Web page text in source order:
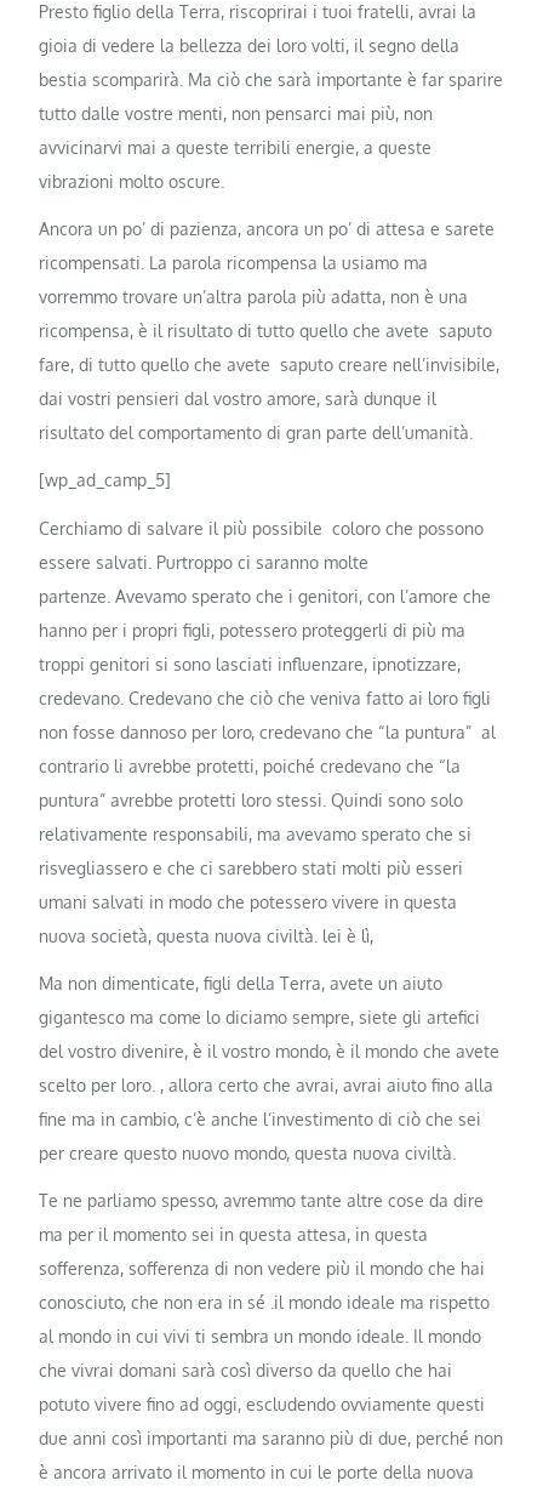
Presto figlio della Terra, riscoprirai i tuoi fratelli, avrai la
gioia di vedere la bellezza dei loro volti, il segno della
bestia scomparirà. Ma ciò che sarà importante è far sparire
tutto dalle vostre menti, non pensarci mai più, non
avvicinarvi mai a queste terribili energie, a queste
vibrazioni molto oscure.
Ancora un po’ di pazienza, ancora un po’ di attesa e sarete
ricompensati. La parola ricompensa la usiamo ma
vorremmo trovare un’altra parola più adatta, non è una
ricompensa, è il risultato di tutto quello che avete saputo
fare, di tutto quello che avete saputo creare nell’invisibile,
dai vostri pensieri dal vostro amore, sarà dunque il
risultato del comportamento di gran parte dell’umanità.
[wp_ad_camp_5]
Cerchiamo di salvare il più possibile coloro che possono
essere salvati. Purtroppo ci saranno molte
partenze. Avevamo sperato che i genitori, con l’amore che
hanno per i propri figli, potessero proteggerli di più ma
troppi genitori si sono lasciati influenzare, ipnotizzare,
credevano. Credevano che ciò che veniva fatto ai loro figli
non fosse dannoso per loro, credevano che “la puntura” al
contrario li avrebbe protetti, poiché credevano che “la
puntura” avrebbe protetti loro stessi. Quindi sono solo
relativamente responsabili, ma avevamo sperato che si
risvegliassero e che ci sarebbero stati molti più esseri
umani salvati in modo che potessero vivere in questa
nuova società, questa nuova civiltà. lei è lì,
Ma non dimenticate, figli della Terra, avete un aiuto
gigantesco ma come lo diciamo sempre, siete gli artefici
del vostro divenire, è il vostro mondo, è il mondo che avete
scelto per loro. , allora certo che avrai, avrai aiuto fino alla
fine ma in cambio, c’è anche l’investimento di ciò che sei
per creare questo nuovo mondo, questa nuova civiltà.
Te ne parliamo spesso, avremmo tante altre cose da dire
ma per il momento sei in questa attesa, in questa
sofferenza, sofferenza di non vedere più il mondo che hai
conosciuto, che non era in sé .il mondo ideale ma rispetto
al mondo in cui vivi ti sembra un mondo ideale. Il mondo
che vivrai domani sarà così diverso da quello che hai
potuto vivere fino ad oggi, escludendo ovviamente questi
due anni così importanti ma saranno più di due, perché non
è ancora arrivato il momento in cui le porte della nuova